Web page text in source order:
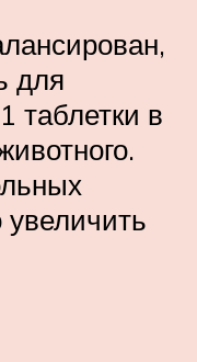
для
таблетки в